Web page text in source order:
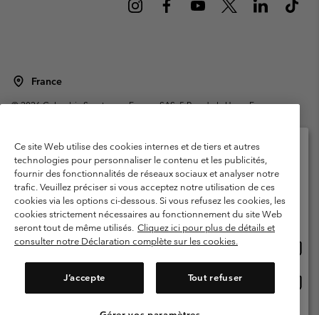
France
©2026Columbia Sportswear Europe SAS. 5 Rue de la Haye, Espace
Garanties Légales
Politique de confidentialité
Conditions d'utilisation - Membres
Conditions D'utilisation - Contenu généré par l'utilisateur
Impressum
Cookies
Public CBCR
Service client: Lun - Sam de 9h à 13h et de 14h à 18h
Ce site Web utilise des cookies internes et de tiers et autres
technologies pour personnaliser le contenu et les publicités,
fournir des fonctionnalités de réseaux sociaux et analyser notre
trafic. Veuillez préciser si vous acceptez notre utilisation de ces
cookies via les options ci-dessous. Si vous refusez les cookies, les
cookies strictement nécessaires au fonctionnement du site Web
seront tout de même utilisés. Cliquez ici pour plus de détails et
consulter notre Déclaration complète sur les cookies.
J’accepte Tout refuser
Veuillez sélectionner votre pays d’expédition et
votre langue
Achats en ligne disponibles
United States
ligne
France